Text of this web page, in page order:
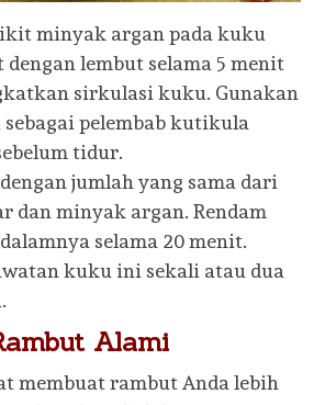
minyak argan pada kuku
dengan lembut selama 5 menit
sirkulasi kuku. Gunakan
pelembab kutikula
tidur.
jumlah yang sama dari
dan minyak argan. Rendam
selama 20 menit.
kuku ini sekali atau dua
Alami
membuat rambut Anda lebih